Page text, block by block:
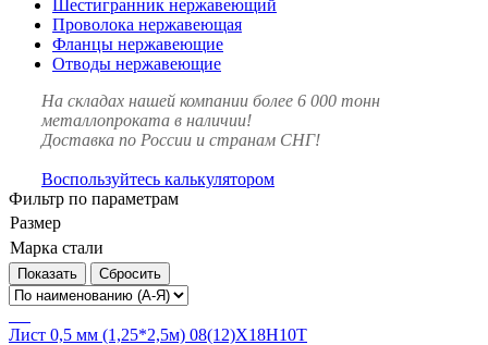
Шестигранник нержавеющий
Проволока нержавеющая
Фланцы нержавеющие
Отводы нержавеющие
На складах нашей компании более 6 000 тонн
металлопроката в наличии!
Доставка по России и странам СНГ!
Воспользуйтесь калькулятором
Фильтр по параметрам
Размер
Марка стали
Сбросить
Лист 0,5 мм (1,25*2,5м) 08(12)Х18Н10Т